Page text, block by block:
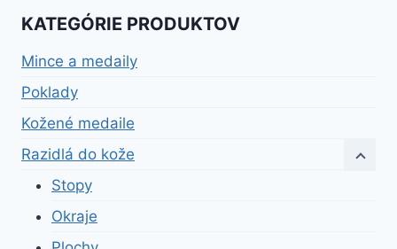
KATEGÓRIE PRODUKTOV
Mince a medaily
Poklady
Kožené medaile
Razidlá do kože
Stopy
Okraje